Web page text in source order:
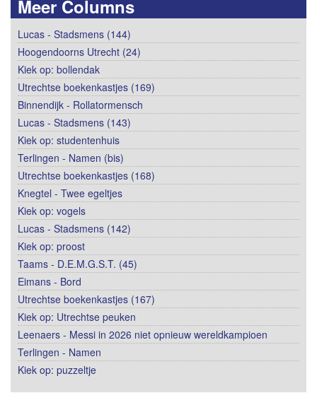
Meer Columns
Lucas - Stadsmens (144)
Hoogendoorns Utrecht (24)
Kiek op: bollendak
Utrechtse boekenkastjes (169)
Binnendijk - Rollatormensch
Lucas - Stadsmens (143)
Kiek op: studentenhuis
Terlingen - Namen (bis)
Utrechtse boekenkastjes (168)
Knegtel - Twee egeltjes
Kiek op: vogels
Lucas - Stadsmens (142)
Kiek op: proost
Taams - D.E.M.G.S.T. (45)
Eimans - Bord
Utrechtse boekenkastjes (167)
Kiek op: Utrechtse peuken
Leenaers - Messi in 2026 niet opnieuw wereldkampioen
Terlingen - Namen
Kiek op: puzzeltje